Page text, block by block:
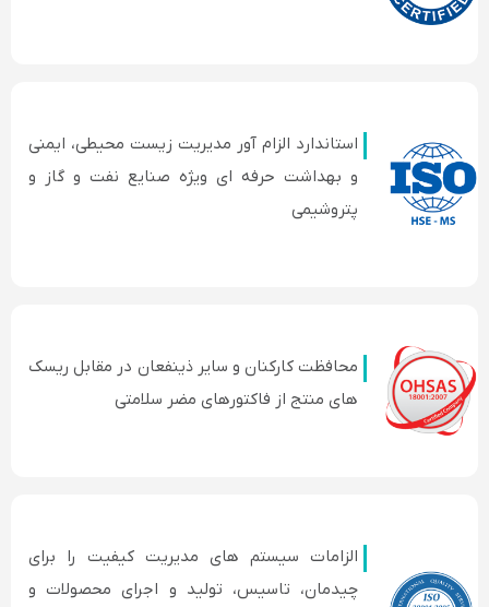
استاندارد الزام آور مدیریت زیست محیطی، ایمنی
و بهداشت حرفه ای ویژه صنایع نفت و گاز و
پتروشیمی
محافظت كاركنان و سایر ذینفعان در مقابل ریسك
های منتج از فاكتورهای مضر سلامتی
الزامات سیستم های مدیریت کیفیت را برای
چیدمان، تاسیس، تولید و اجرای محصولات و